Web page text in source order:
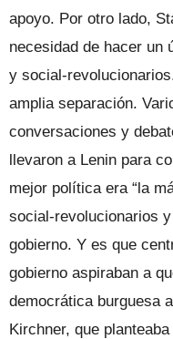
apoyo. Por otro lado,
necesidad de hacer un
y social-
amplia separación.
conversaciones y
llevaron a Lenin para
mejor política era “la
social-revolucionarios
gobierno. Y es que
gobierno aspiraban a
democrática burguesa
Kirchner, que